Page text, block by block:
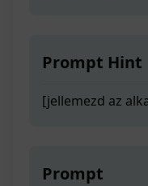
Prompt Hint
[jellemezd az
Prompt